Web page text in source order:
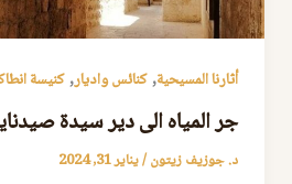
أثارنا المسيحية,كنائس واديار,كنيسة
جر المياه الى دير سيدة
د. جوزيف زيتون/يناير 31, 2024